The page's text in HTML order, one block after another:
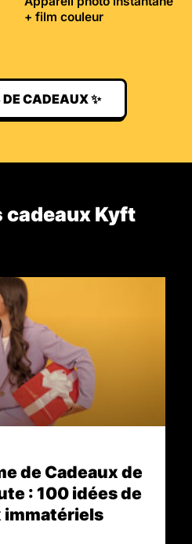
+ film couleur
CADEAUX ✨
cadeaux Kyft​
de Cadeaux de
: 100 idées de
immatériels